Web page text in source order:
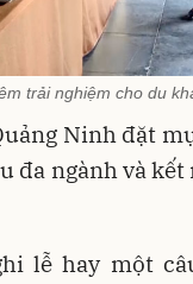
trải nghiệm cho du
Ninh đặt
đa ngành và
lễ hay một